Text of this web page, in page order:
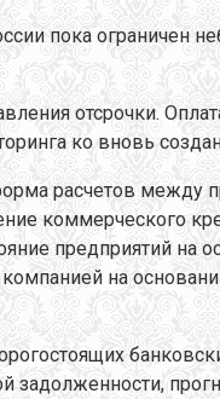
пока ограничен
отсрочки.
ко вновь
расчетов между
коммерческого
предприятий на
на
задолженности,